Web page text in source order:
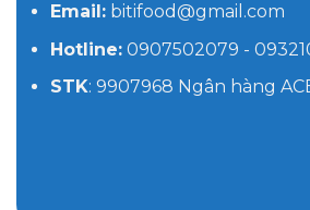
Email:bitifood@gmail.com
Hotline:0907502079 -
STK: 9907968 Ngân hàng